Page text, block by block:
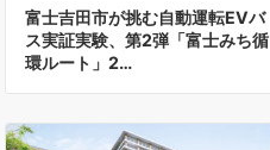
富士吉田市が挑む自動運転EVバ
ス実証実験、第2弾「富士みち循
環ルート」2…